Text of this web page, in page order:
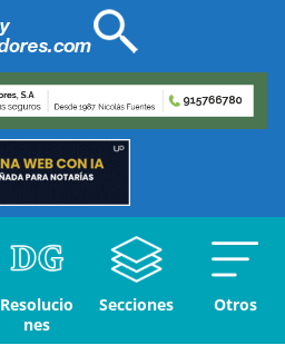
Resolucio
nes
Secciones Otros